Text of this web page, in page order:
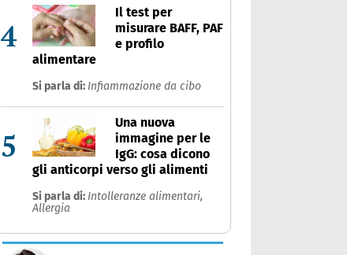
4
Il test per
misurare BAFF, PAF
e profilo
alimentare
Si parla di: Infiammazione da cibo
5
Una nuova
immagine per le
IgG: cosa dicono
gli anticorpi verso gli alimenti
Si parla di: Intolleranze alimentari,
Allergia